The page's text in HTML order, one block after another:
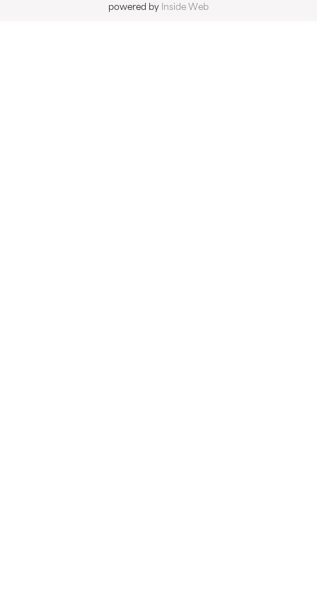
powered by Inside Web